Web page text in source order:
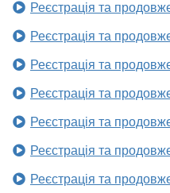
Реєстрація та
Реєстрація та
Реєстрація та
Реєстрація та
Реєстрація та
Реєстрація та
Реєстрація та